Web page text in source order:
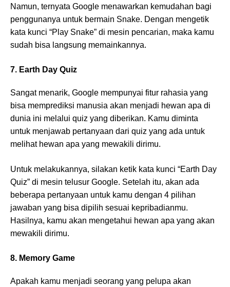
Namun, ternyata Google menawarkan kemudahan bagi
penggunanya untuk bermain Snake. Dengan mengetik
kata kunci “Play Snake” di mesin pencarian, maka kamu
sudah bisa langsung memainkannya.
7. Earth Day Quiz
Sangat menarik, Google mempunyai fitur rahasia yang
bisa memprediksi manusia akan menjadi hewan apa di
dunia ini melalui quiz yang diberikan. Kamu diminta
untuk menjawab pertanyaan dari quiz yang ada untuk
melihat hewan apa yang mewakili dirimu.
Untuk melakukannya, silakan ketik kata kunci “Earth Day
Quiz” di mesin telusur Google. Setelah itu, akan ada
beberapa pertanyaan untuk kamu dengan 4 pilihan
jawaban yang bisa dipilih sesuai kepribadianmu.
Hasilnya, kamu akan mengetahui hewan apa yang akan
mewakili dirimu.
8. Memory Game
Apakah kamu menjadi seorang yang pelupa akan